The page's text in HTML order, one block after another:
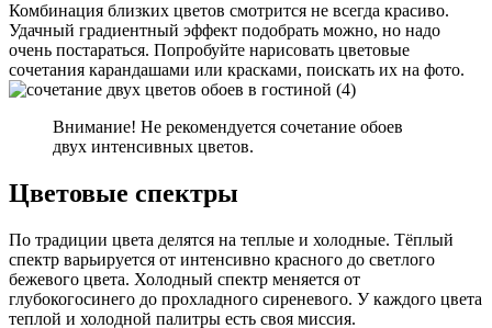
Комбинация близких цветов смотрится не всегда красиво.
Удачный градиентный эффект подобрать можно, но надо
очень постараться. Попробуйте нарисовать цветовые
сочетания карандашами или красками, поискать их на фото.
Внимание! Не рекомендуется сочетание обоев
двух интенсивных цветов.
Цветовые спектры
По традиции цвета делятся на теплые и холодные. Тёплый
спектр варьируется от интенсивно красного до светлого
бежевого цвета. Холодный спектр меняется от
глубокогосинего до прохладного сиреневого. У каждого цвета
теплой и холодной палитры есть своя миссия.